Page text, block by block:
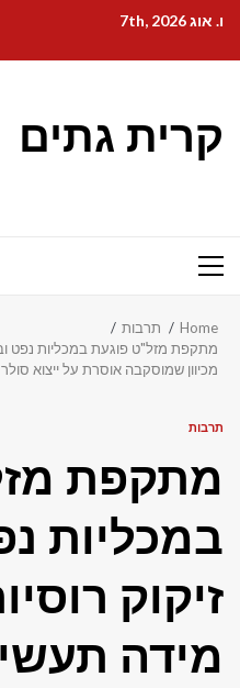
content
ו. אוג 7th, 2026
קרית גתים
Primary
Home
תרבות
מתקפת מזל"ט פוגעת במכליות נפט
מכיוון שמוסקבה אוסרת על ייצוא סולר
תרבות
מתקפת
במכליות
זיקוק
מידה